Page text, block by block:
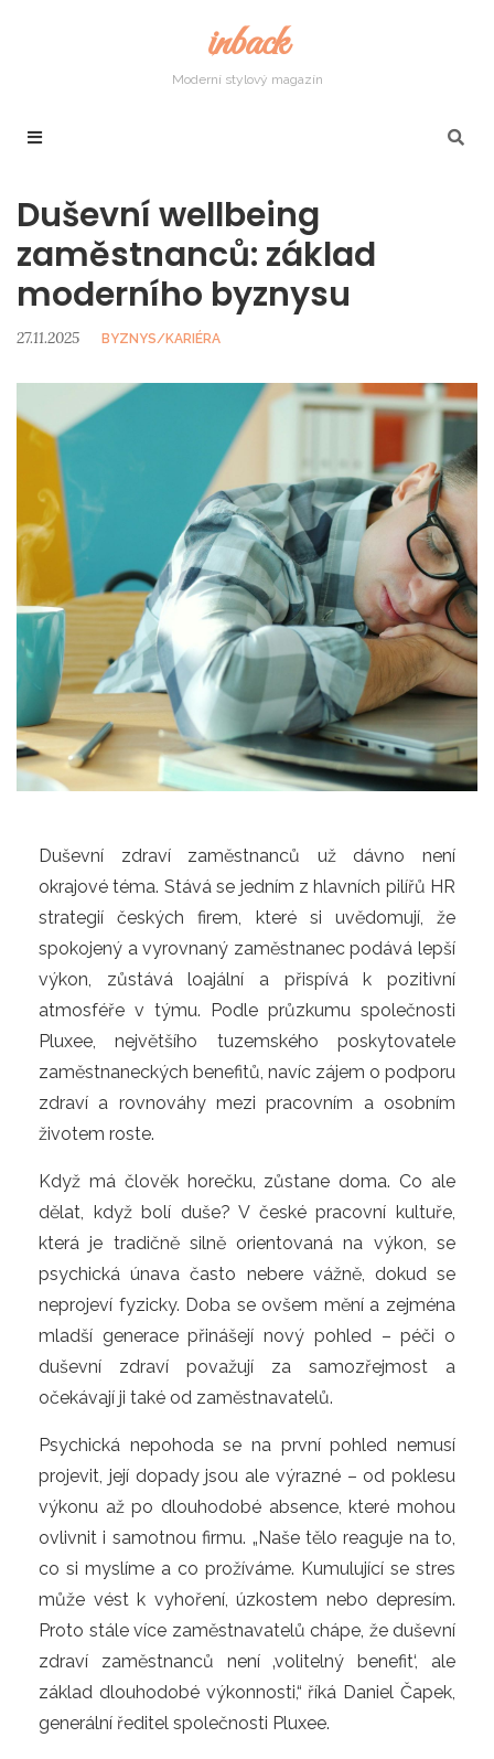
inback
Moderní stylový magazín
Duševní wellbeing
zaměstnanců: základ
moderního byznysu
27.11.2025 BYZNYS/KARIÉRA
Duševní zdraví zaměstnanců už dávno není
okrajové téma. Stává se jedním z hlavních pilířů HR
strategií českých firem, které si uvědomují, že
spokojený a vyrovnaný zaměstnanec podává lepší
výkon, zůstává loajální a přispívá k pozitivní
atmosféře v týmu. Podle průzkumu společnosti
Pluxee, největšího tuzemského poskytovatele
zaměstnaneckých benefitů, navíc zájem o podporu
zdraví a rovnováhy mezi pracovním a osobním
životem roste.
Když má člověk horečku, zůstane doma. Co ale
dělat, když bolí duše? V české pracovní kultuře,
která je tradičně silně orientovaná na výkon, se
psychická únava často nebere vážně, dokud se
neprojeví fyzicky. Doba se ovšem mění a zejména
mladší generace přinášejí nový pohled – péči o
duševní zdraví považují za samozřejmost a
očekávají ji také od zaměstnavatelů.
Psychická nepohoda se na první pohled nemusí
projevit, její dopady jsou ale výrazné – od poklesu
výkonu až po dlouhodobé absence, které mohou
ovlivnit i samotnou firmu. „Naše tělo reaguje na to,
co si myslíme a co prožíváme. Kumulující se stres
může vést k vyhoření, úzkostem nebo depresím.
Proto stále více zaměstnavatelů chápe, že duševní
zdraví zaměstnanců není ‚volitelný benefit‘, ale
základ dlouhodobé výkonnosti,“ říká Daniel Čapek,
generální ředitel společnosti Pluxee.